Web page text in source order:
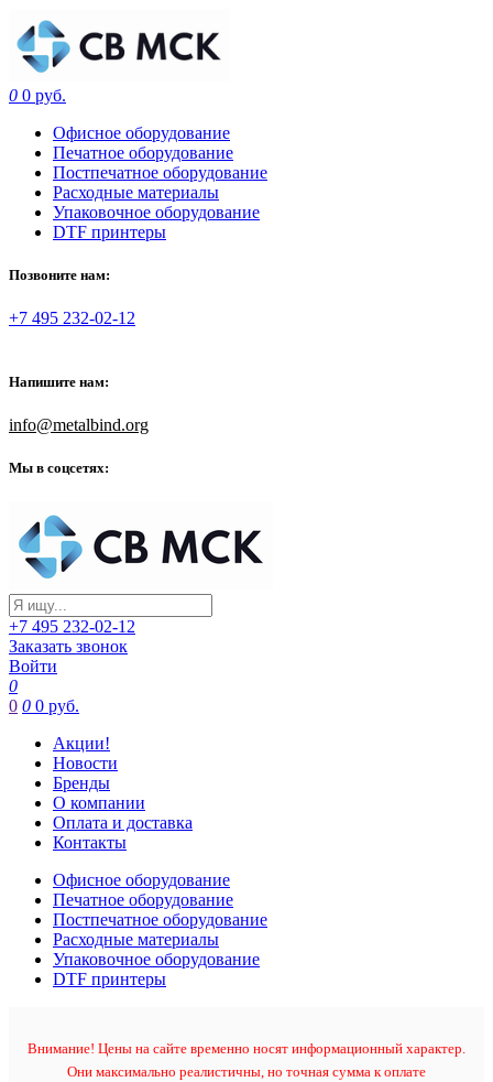
0 0 руб.
Офисное оборудование
Печатное оборудование
Постпечатное оборудование
Расходные материалы
Упаковочное оборудование
DTF принтеры
Позвоните нам:
+7 495 232-02-12
Напишите нам:
info@metalbind.org
Мы в соцсетях:
+7 495 232-02-12
Заказать звонок
Войти
0
0 0 0 руб.
Акции!
Новости
Бренды
О компании
Оплата и доставка
Контакты
Офисное оборудование
Печатное оборудование
Постпечатное оборудование
Расходные материалы
Упаковочное оборудование
DTF принтеры
Внимание! Цены на сайте временно носят информационный характер.
Они максимально реалистичны, но точная сумма к оплате